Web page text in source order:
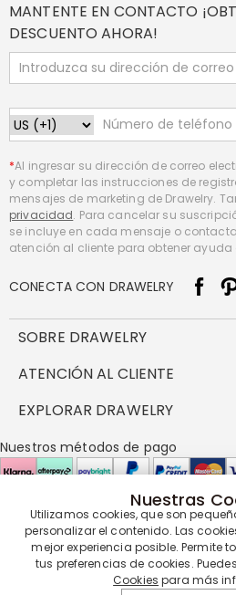
MANTENTE EN CONTACTO
DESCUENTO AHORA!
*Al ingresar su dirección de correo
y completar las instrucciones de
mensajes de marketing de Drawelry.
privacidad. Para cancelar su
se incluye en cada mensaje o
atención al cliente para obtener ayuda
CONECTA CON DRAWELRY
SOBRE DRAWELRY
Sobre nosotros
política de privacidad
Preguntas frecuentes
ATENCIÓN AL CLIENTE
Envío y entrega
Devolución en 60 días
Cómo cuidar
EXPLORAR DRAWELRY
Drawelry Prime
Programa de Recompensas
Nuestros métodos de pago
Nuestros socios de entrega
Nuestra garantía de servicio
Nuestras
Utilizamos cookies, que son
personalizar el contenido. Las
mejor experiencia posible. Permite
tus preferencias de cookies.
Cookies para más